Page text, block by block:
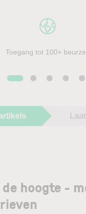
Toegang tot 100+
hoogte -